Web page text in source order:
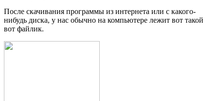
После скачивания программы из интернета или с какого-
нибудь диска, у нас обычно на компьютере лежит вот такой
вот файлик.